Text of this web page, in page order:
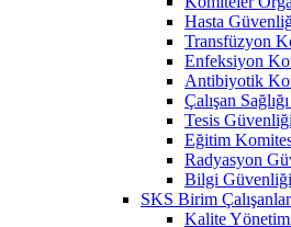
Hasta
Transfüzyon
Enfeksiyon
Antibiyotik
Çalışan
Tesis
Eğitim
Radyasyon
Bilgi
SKS Birim
Kalite